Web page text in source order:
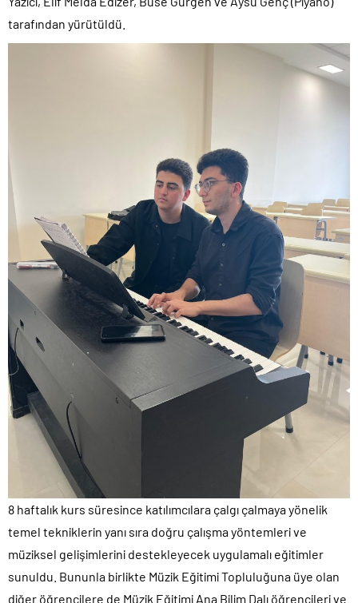
tarafından yürütüldü.
8 haftalık kurs süresince katılımcılara çalgı çalmaya yönelik
temel tekniklerin yanı sıra doğru çalışma yöntemleri ve
müziksel gelişimlerini destekleyecek uygulamalı eğitimler
sunuldu. Bununla birlikte Müzik Eğitimi Topluluğuna üye olan
diğer öğrencilere de Müzik Eğitimi Ana Bilim Dalı öğrencileri ve